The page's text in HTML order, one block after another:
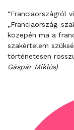
“Franciaországról
„Franciaország-
közepén ma a
szakértelem
történetesen
Gáspár Miklós)